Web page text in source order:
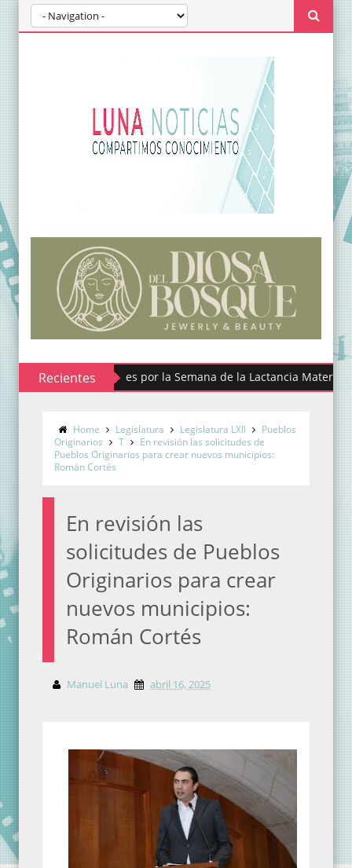
Recientes
actividades por la Semana de la Lactancia Materna
Home Legislatura Legislatura LXII
Pueblos
Originarios
T
En revisión las solicitudes de
Pueblos Originarios para crear nuevos municipios:
Román Cortés
En revisión las
solicitudes de Pueblos
Originarios para crear
nuevos municipios:
Román Cortés
Manuel Luna abril 16, 2025